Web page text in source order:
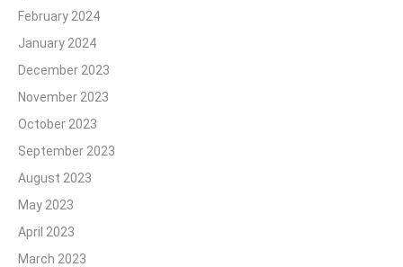
February 2024
January 2024
December 2023
November 2023
October 2023
September 2023
August 2023
May 2023
April 2023
March 2023